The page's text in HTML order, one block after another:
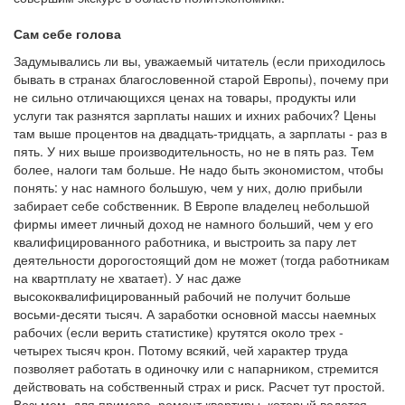
Сам себе голова
Задумывались ли вы, уважаемый читатель (если приходилось
бывать в странах благословенной старой Европы), почему при
не сильно отличающихся ценах на товары, продукты или
услуги так разнятся зарплаты наших и ихних рабочих? Цены
там выше процентов на двадцать-тридцать, а зарплаты - раз в
пять. У них выше производительность, но не в пять раз. Тем
более, налоги там больше. Не надо быть экономистом, чтобы
понять: у нас намного большую, чем у них, долю прибыли
забирает себе собственник. В Европе владелец небольшой
фирмы имеет личный доход не намного больший, чем у его
квалифицированного работника, и выстроить за пару лет
деятельности дорогостоящий дом не может (тогда работникам
на квартплату не хватает). У нас даже
высококвалифицированный рабочий не получит больше
восьми-десяти тысяч. А заработки основной массы наемных
рабочих (если верить статистике) крутятся около трех -
четырех тысяч крон. Потому всякий, чей характер труда
позволяет работать в одиночку или с напарником, стремится
действовать на собственный страх и риск. Расчет тут простой.